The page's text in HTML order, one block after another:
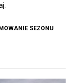
.
SEZONU